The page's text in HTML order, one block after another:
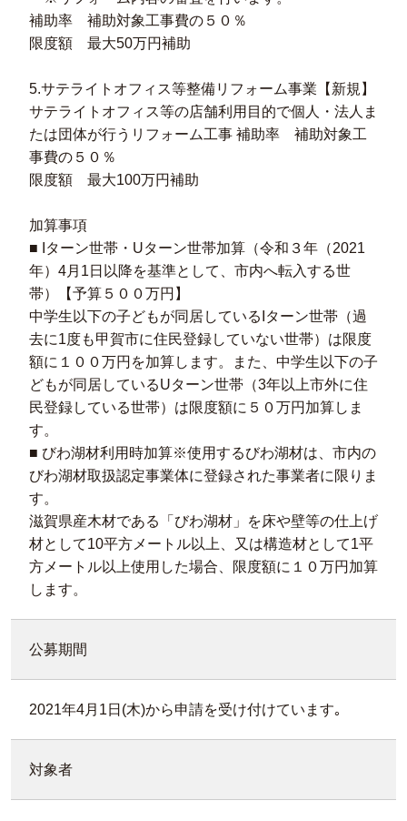
補助率 補助対象工事費の５０％
限度額 最大50万円補助
5.サテライトオフィス等整備リフォーム事業【新規】
サテライトオフィス等の店舗利用目的で個人・法人ま
たは団体が行うリフォーム工事 補助率 補助対象工
事費の５０％
限度額 最大100万円補助
加算事項
■ Iターン世帯・Uターン世帯加算（令和３年（2021
年）4月1日以降を基準として、市内へ転入する世
帯）【予算５００万円】
中学生以下の子どもが同居しているIターン世帯（過
去に1度も甲賀市に住民登録していない世帯）は限度
額に１００万円を加算します。また、中学生以下の子
どもが同居しているUターン世帯（3年以上市外に住
民登録している世帯）は限度額に５０万円加算しま
す。
■ びわ湖材利用時加算※使用するびわ湖材は、市内の
びわ湖材取扱認定事業体に登録された事業者に限りま
す。
滋賀県産木材である「びわ湖材」を床や壁等の仕上げ
材として10平方メートル以上、又は構造材として1平
方メートル以上使用した場合、限度額に１０万円加算
します。
公募期間
2021年4月1日(木)から申請を受け付けています｡
対象者